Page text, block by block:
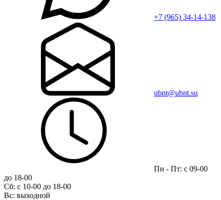
+7 (965) 34-14-138
ubnt@ubnt.su
Пн - Пт: с 09-00
до 18-00
Сб: с 10-00 до 18-00
Вс: выходной